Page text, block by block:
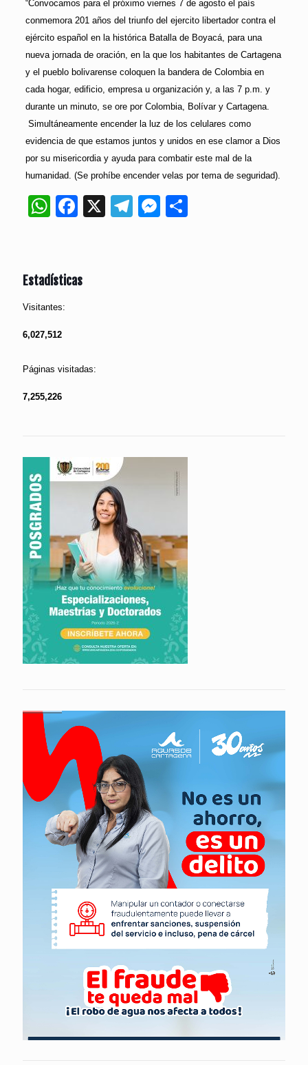
“Convocamos para el próximo viernes 7 de agosto el país
conmemora 201 años del triunfo del ejercito libertador contra el
ejército español en la histórica Batalla de Boyacá, para una
nueva jornada de oración, en la que los habitantes de Cartagena
y el pueblo bolivarense coloquen la bandera de Colombia en
cada hogar, edificio, empresa u organización y, a las 7 p.m. y
durante un minuto, se ore por Colombia, Bolívar y Cartagena.
Simultáneamente encender la luz de los celulares como
evidencia de que estamos juntos y unidos en ese clamor a Dios
por su misericordia y ayuda para combatir este mal de la
humanidad. (Se prohíbe encender velas por tema de seguridad).
WhatsApp
Facebook
X Telegram
Messenger
Estadísticas
Visitantes:
6,027,512
Páginas visitadas:
7,255,226